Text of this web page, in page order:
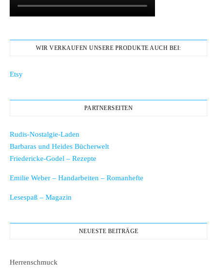
WIR VERKAUFEN UNSERE PRODUKTE AUCH BEI:
Etsy
PARTNERSEITEN
Rudis-Nostalgie-Laden
Barbaras und Heides Bücherwelt
Friedericke-Godel – Rezepte
Emilie Weber – Handarbeiten – Romanhefte
Lesespaß – Magazin
NEUESTE BEITRÄGE
Herrenschmuck